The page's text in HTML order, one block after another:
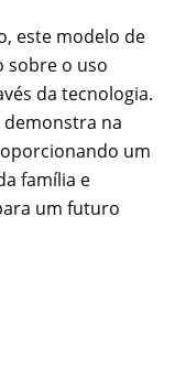
este modelo de
sobre o uso
da tecnologia.
demonstra na
um
família e
um futuro